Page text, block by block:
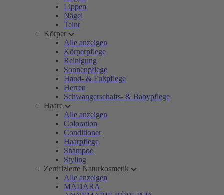
Lippen
Nägel
Teint
Körper
Alle anzeigen
Körperpflege
Reinigung
Sonnenpflege
Hand- & Fußpflege
Herren
Schwangerschafts- & Babypflege
Haare
Alle anzeigen
Coloration
Conditioner
Haarpflege
Shampoo
Styling
Zertifizierte Naturkosmetik
Alle anzeigen
MÁDARA